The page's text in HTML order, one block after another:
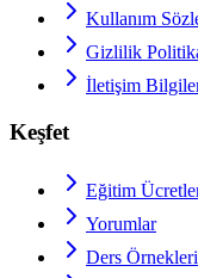
Kullanım
Gizlilik
İletişim
Keşfet
Eğitim
Yorumlar
Ders Örnekleri